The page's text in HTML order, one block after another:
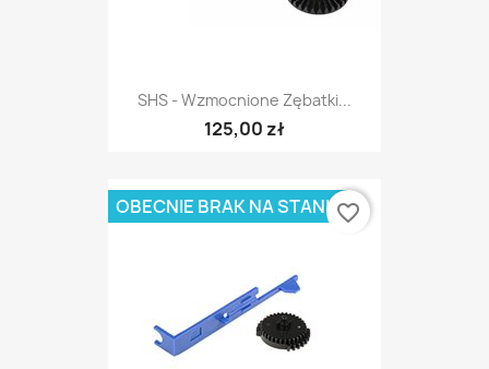
SHS - Wzmocnione Zębatki...
125,00 zł
OBECNIE BRAK NA STANIEfavorite_border